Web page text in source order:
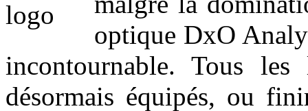
optique DxO
incontournable. Tous
désormais équipés, ou